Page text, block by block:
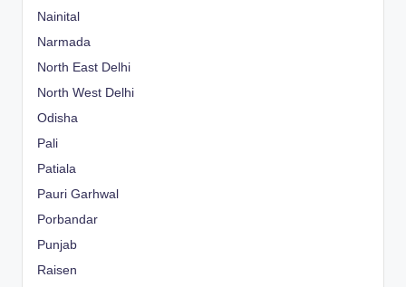
Nainital
Narmada
North East Delhi
North West Delhi
Odisha
Pali
Patiala
Pauri Garhwal
Porbandar
Punjab
Raisen